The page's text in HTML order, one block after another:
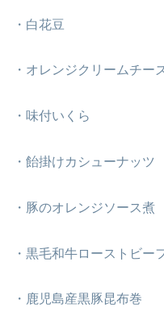
・白花豆
・オレンジクリームチー
・味付いくら
・飴掛けカシューナッツ
・豚のオレンジソース煮
・黒毛和牛ローストビー
・鹿児島産黒豚昆布巻